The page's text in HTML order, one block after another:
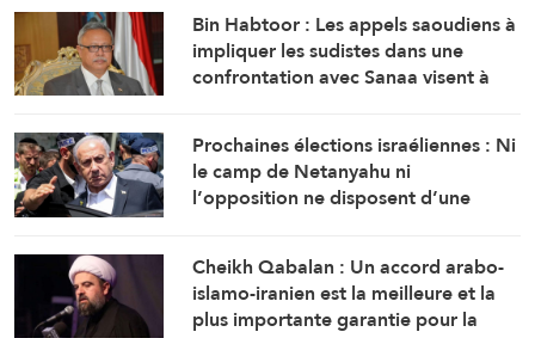
Bin Habtoor : Les appels saoudiens à
impliquer les sudistes dans une
confrontation avec Sanaa visent à
Prochaines élections israéliennes : Ni
le camp de Netanyahu ni
l’opposition ne disposent d’une
gouvernement
Cheikh Qabalan : Un accord arabo-
islamo-iranien est la meilleure et la
plus importante garantie pour la